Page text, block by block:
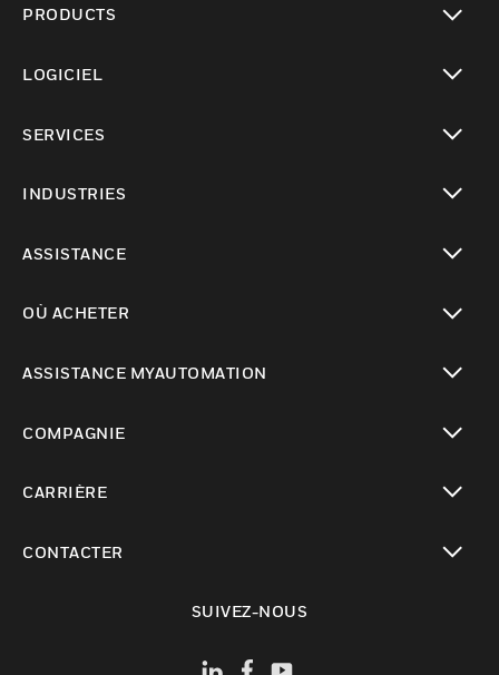
PRODUCTS
LOGICIEL
SERVICES
INDUSTRIES
ASSISTANCE
OÙ ACHETER
ASSISTANCE MYAUTOMATION
COMPAGNIE
CARRIÈRE
CONTACTER
SUIVEZ-NOUS